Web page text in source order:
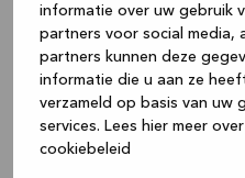
informatie over uw gebruik
partners voor social media,
partners kunnen deze
informatie die u aan ze
verzameld op basis van uw
services. Lees hier meer
cookiebeleid